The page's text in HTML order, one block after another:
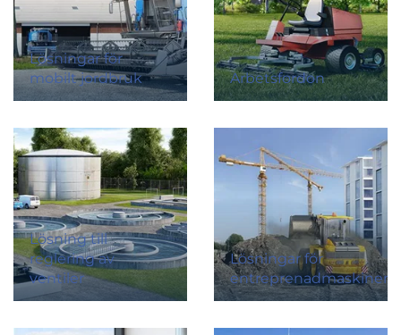
Lösningar för
mobilt jordbruk
Arbetsfordon
Lösning till
reglering av
ventiler
Lösningar för
entreprenadmaskiner